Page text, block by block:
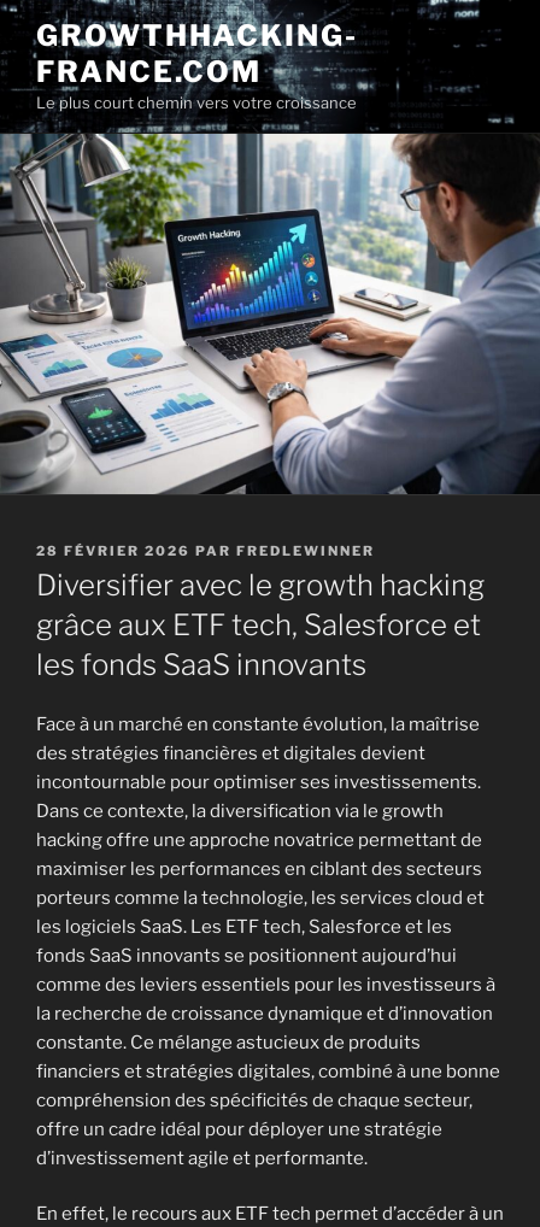
Aller
contenu
principal
GROWTHHACKING-
FRANCE.COM
Le plus court chemin vers votre croissance
PUBLIÉ
LE
28 FÉVRIER 2026 PAR FREDLEWINNER
Diversifier avec le growth hacking
grâce aux ETF tech, Salesforce et
les fonds SaaS innovants
Face à un marché en constante évolution, la maîtrise
des stratégies financières et digitales devient
incontournable pour optimiser ses investissements.
Dans ce contexte, la diversification via le growth
hacking offre une approche novatrice permettant de
maximiser les performances en ciblant des secteurs
porteurs comme la technologie, les services cloud et
les logiciels SaaS. Les ETF tech, Salesforce et les
fonds SaaS innovants se positionnent aujourd’hui
comme des leviers essentiels pour les investisseurs à
la recherche de croissance dynamique et d’innovation
constante. Ce mélange astucieux de produits
financiers et stratégies digitales, combiné à une bonne
compréhension des spécificités de chaque secteur,
offre un cadre idéal pour déployer une stratégie
d’investissement agile et performante.
En effet, le recours aux ETF tech permet d’accéder à un